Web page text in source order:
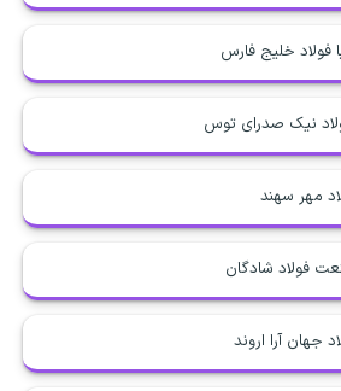
خلیج فارس
نیک صدرای توس
مهر سهند
فولاد شادگان
جهان آرا اروند